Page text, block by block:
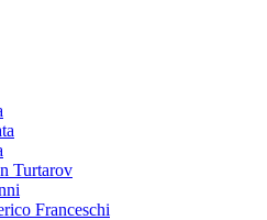
Turtarov
Franceschi